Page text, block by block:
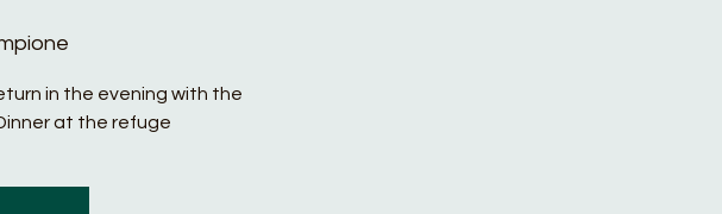
in the evening with the
at the refuge